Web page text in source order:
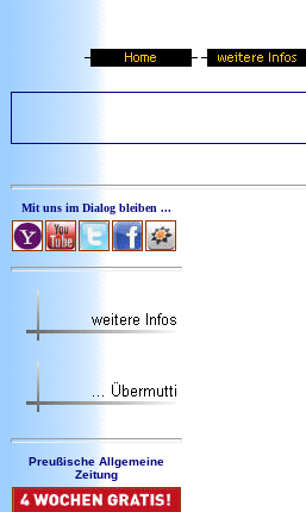
Mit uns im Dialog bleiben ...
Preußische Allgemeine
Zeitung